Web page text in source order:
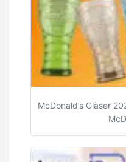
McDonald’s Gläser